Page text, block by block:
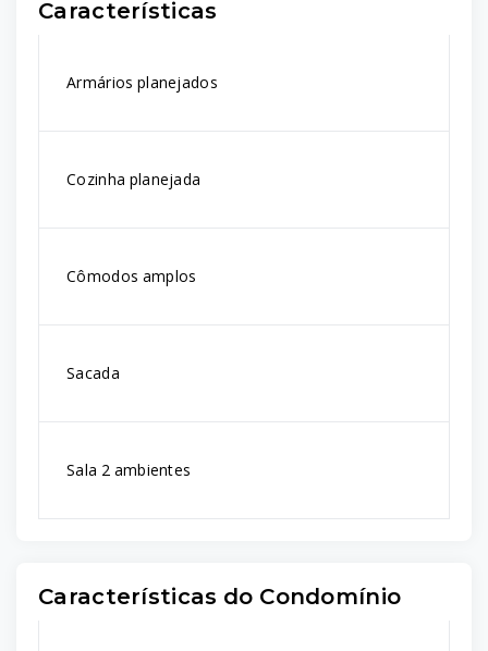
Características
Armários planejados
Cozinha planejada
Cômodos amplos
Sacada
Sala 2 ambientes
Características do Condomínio